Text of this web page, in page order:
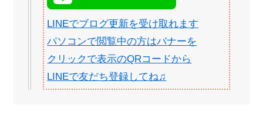
LINEでブログ更新を受け取れます
パソコンで閲覧中の方はバナーを
クリックで表示のQRコードから
LINEで友だち登録してね♫